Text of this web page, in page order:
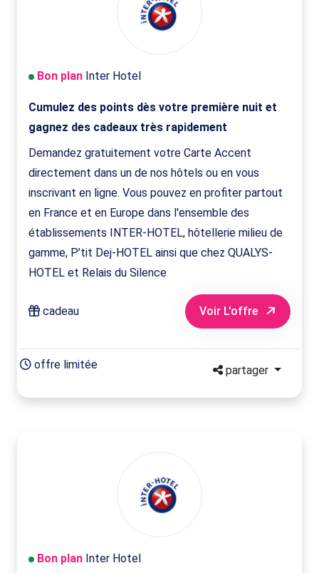
Bon plan Inter Hotel
Cumulez des points dès votre première nuit et
gagnez des cadeaux très rapidement
Demandez gratuitement votre Carte Accent
directement dans un de nos hôtels ou en vous
inscrivant en ligne. Vous pouvez en profiter partout
en France et en Europe dans l'ensemble des
établissements INTER-HOTEL, hôtellerie milieu de
gamme, P’tit Dej-HOTEL ainsi que chez QUALYS-
HOTEL et Relais du Silence
cadeau Voir L'offre
offre limitée partager
Bon plan Inter Hotel